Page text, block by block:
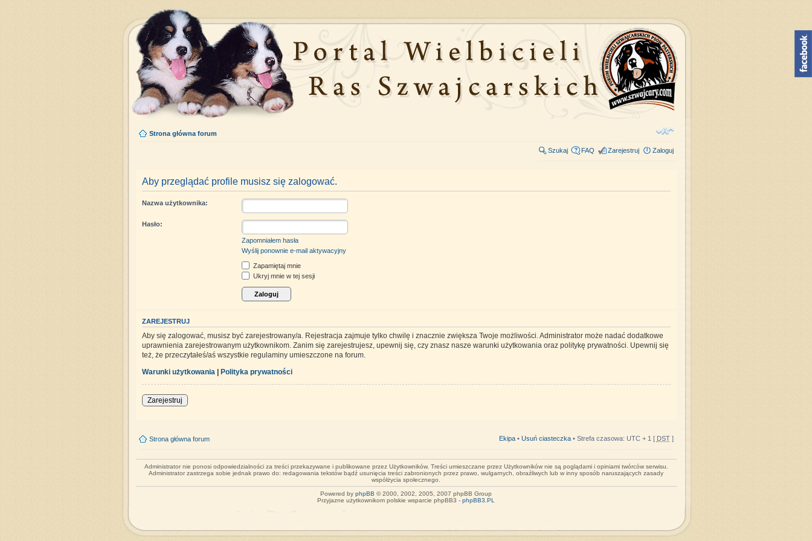
Strona główna forum
Szukaj FAQ Zarejestruj Zaloguj
Aby przeglądać profile musisz się zalogować.
Nazwa użytkownika:
Hasło:
Zapomniałem hasła
Wyślij ponownie e-mail aktywacyjny
Zapamiętaj mnie
Ukryj mnie w tej sesji
ZAREJESTRUJ
Aby się zalogować, musisz być zarejestrowany/a. Rejestracja zajmuje tylko chwilę i znacznie zwiększa Twoje możliwości. Administrator może nadać dodatkowe
uprawnienia zarejestrowanym użytkownikom. Zanim się zarejestrujesz, upewnij się, czy znasz nasze warunki użytkowania oraz politykę prywatności. Upewnij się
też, że przeczytałeś/aś wszystkie regulaminy umieszczone na forum.
Warunki użytkowania | Polityka prywatności
Zarejestruj
Strona główna forum Ekipa• Usuń ciasteczka• Strefa czasowa: UTC + 1 [ DST]
Administrator nie ponosi odpowiedzialności za treści przekazywane i publikowane przez Użytkowników. Treści umieszczane przez Użytkowników nie są poglądami i opiniami twórców serwisu.
Administrator zastrzega sobie jednak prawo do: redagowania tekstów bądź usunięcia treści zabronionych przez prawo, wulgarnych, obraźliwych lub w inny sposób naruszających zasady
współżycia społecznego.
Powered by phpBB © 2000, 2002, 2005, 2007 phpBB Group
Przyjazne użytkownikom polskie wsparcie phpBB3 - phpBB3.PL